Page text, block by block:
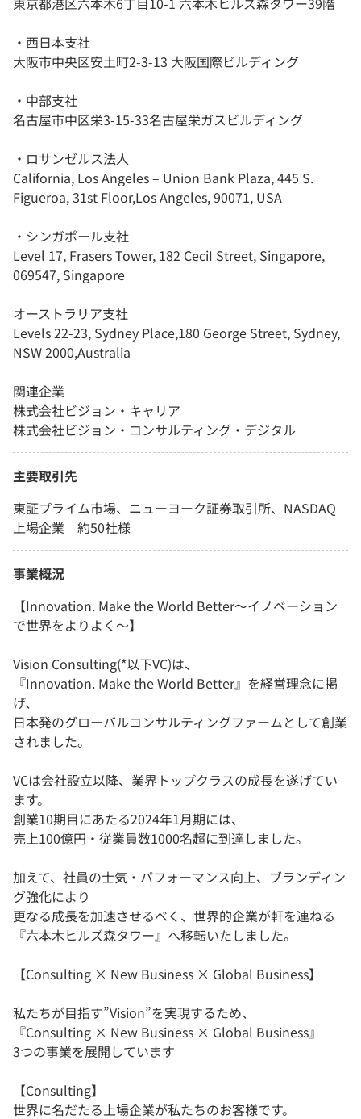
・西日本支社
大阪市中央区安土町2-3-13 大阪国際ビルディング
・中部支社
名古屋市中区栄3-15-33名古屋栄ガスビルディング
・ロサンゼルス法人
California, Los Angeles – Union Bank Plaza, 445 S.
Figueroa, 31st Floor,Los Angeles, 90071, USA
・シンガポール支社
Level 17, Frasers Tower, 182 CeciI Street, Singapore,
069547, Singapore
オーストラリア支社
Levels 22-23, Sydney Place,180 George Street, Sydney,
NSW 2000,Australia
関連企業
株式会社ビジョン・キャリア
株式会社ビジョン・コンサルティング・デジタル
主要取引先
東証プライム市場、ニューヨーク証券取引所、NASDAQ
上場企業 約50社様
事業概況
【Innovation. Make the World Better～イノベーション
で世界をよりよく～】
Vision Consulting(*以下VC)は、
『Innovation. Make the World Better』を経営理念に掲
げ、
日本発のグローバルコンサルティングファームとして創業
されました。
VCは会社設立以降、業界トップクラスの成長を遂げてい
ます。
創業10期目にあたる2024年1月期には、
売上100億円・従業員数1000名超に到達しました。
加えて、社員の士気・パフォーマンス向上、ブランディン
グ強化により
更なる成長を加速させるべく、世界的企業が軒を連ねる
『六本木ヒルズ森タワー』へ移転いたしました。
【Consulting × New Business × Global Business】
私たちが目指す”Vision”を実現するため、
『Consulting × New Business × Global Business』
3つの事業を展開しています
【Consulting】
世界に名だたる上場企業が私たちのお客様です。